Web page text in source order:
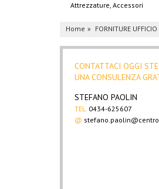
Attrezzature, Accessori
Home FORNITURE UFFICIO
CONTATTACI OGGI
UNA CONSULENZA
STEFANO PAOLIN
TEL. 0434-625607
@